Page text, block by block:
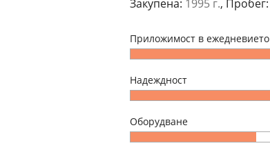
Закупена: 1995 г., Пробег:
Приложимост в ежедневието
Надеждност
Оборудване